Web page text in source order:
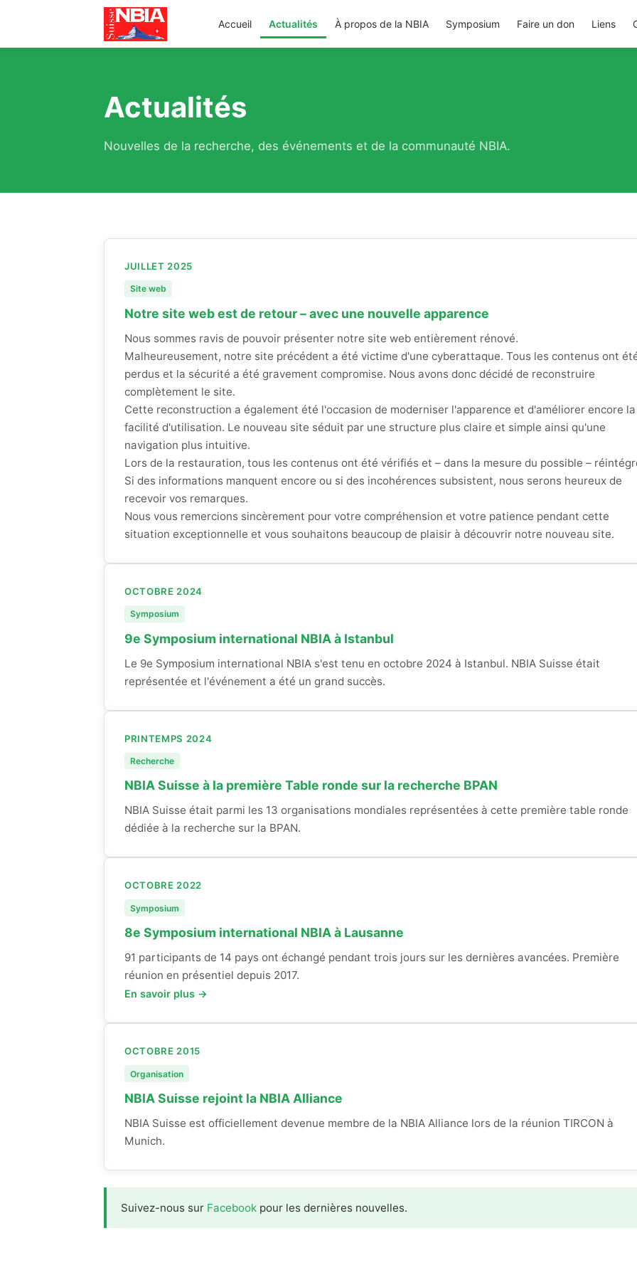
Accueil Actualités À propos de la NBIA Symposium Faire un don Liens
Actualités
Nouvelles de la recherche, des événements et de la communauté NBIA.
JUILLET 2025
Site web
Notre site web est de retour – avec une nouvelle apparence
Nous sommes ravis de pouvoir présenter notre site web entièrement rénové.
Malheureusement, notre site précédent a été victime d'une cyberattaque. Tous les contenus ont
perdus et la sécurité a été gravement compromise. Nous avons donc décidé de reconstruire
complètement le site.
Cette reconstruction a également été l'occasion de moderniser l'apparence et d'améliorer encore la
facilité d'utilisation. Le nouveau site séduit par une structure plus claire et simple ainsi qu'une
navigation plus intuitive.
Lors de la restauration, tous les contenus ont été vérifiés et – dans la mesure du possible –
Si des informations manquent encore ou si des incohérences subsistent, nous serons heureux de
recevoir vos remarques.
Nous vous remercions sincèrement pour votre compréhension et votre patience pendant cette
situation exceptionnelle et vous souhaitons beaucoup de plaisir à découvrir notre nouveau site.
OCTOBRE 2024
Symposium
9e Symposium international NBIA à Istanbul
Le 9e Symposium international NBIA s'est tenu en octobre 2024 à Istanbul. NBIA Suisse était
représentée et l'événement a été un grand succès.
PRINTEMPS 2024
Recherche
NBIA Suisse à la première Table ronde sur la recherche BPAN
NBIA Suisse était parmi les 13 organisations mondiales représentées à cette première table ronde
dédiée à la recherche sur la BPAN.
OCTOBRE 2022
Symposium
8e Symposium international NBIA à Lausanne
91 participants de 14 pays ont échangé pendant trois jours sur les dernières avancées. Première
réunion en présentiel depuis 2017.
En savoir plus →
OCTOBRE 2015
Organisation
NBIA Suisse rejoint la NBIA Alliance
NBIA Suisse est officiellement devenue membre de la NBIA Alliance lors de la réunion TIRCON à
Munich.
Suivez-nous sur Facebook pour les dernières nouvelles.